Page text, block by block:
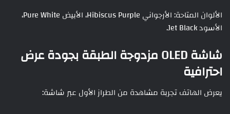
الألوان المتاحة: الأرجواني Hibiscus Purple، الأبيض Pure White،
الأسود Jet Black.
شاشة OLED مزدوجة الطبقة بجودة عرض
احترافية
يعرض الهاتف تجربة مشاهدة من الطراز الأول عبر شاشة: